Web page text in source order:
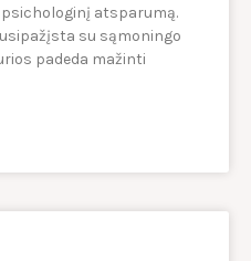
atsparumą.
su sąmoningo
padeda mažinti